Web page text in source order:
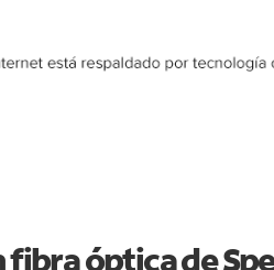
fibra óptica de